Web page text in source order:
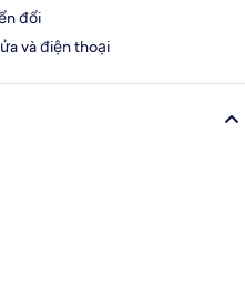
đổi
và điện thoại